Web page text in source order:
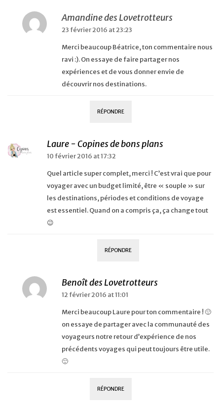
Amandine des Lovetrotteurs
23 février 2016 at 23:23
Merci beaucoup Béatrice, ton commentaire nous
ravi :). On essaye de faire partager nos
expériences et de vous donner envie de
découvrir nos destinations.
RÉPONDRE
Laure - Copines de bons plans
10 février 2016 at 17:32
Quel article super complet, merci ! C’est vrai que pour
voyager avec un budget limité, être « souple » sur
les destinations, périodes et conditions de voyage
est essentiel. Quand on a compris ça, ça change tout
😉
RÉPONDRE
Benoît des Lovetrotteurs
12 février 2016 at 11:01
Merci beaucoup Laure pour ton commentaire ! 🙂
on essaye de partager avec la communauté des
voyageurs notre retour d’expérience de nos
précédents voyages qui peut toujours être utile.
🙂
RÉPONDRE